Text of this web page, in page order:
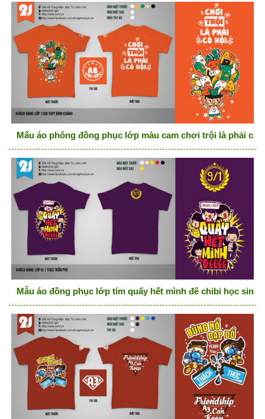
Mấu áo phông đồng phục lớp màu cam chơi trội là phải có
Mẫu áo đồng phục lớp tím quẩy hết mình đê chibi học sinh